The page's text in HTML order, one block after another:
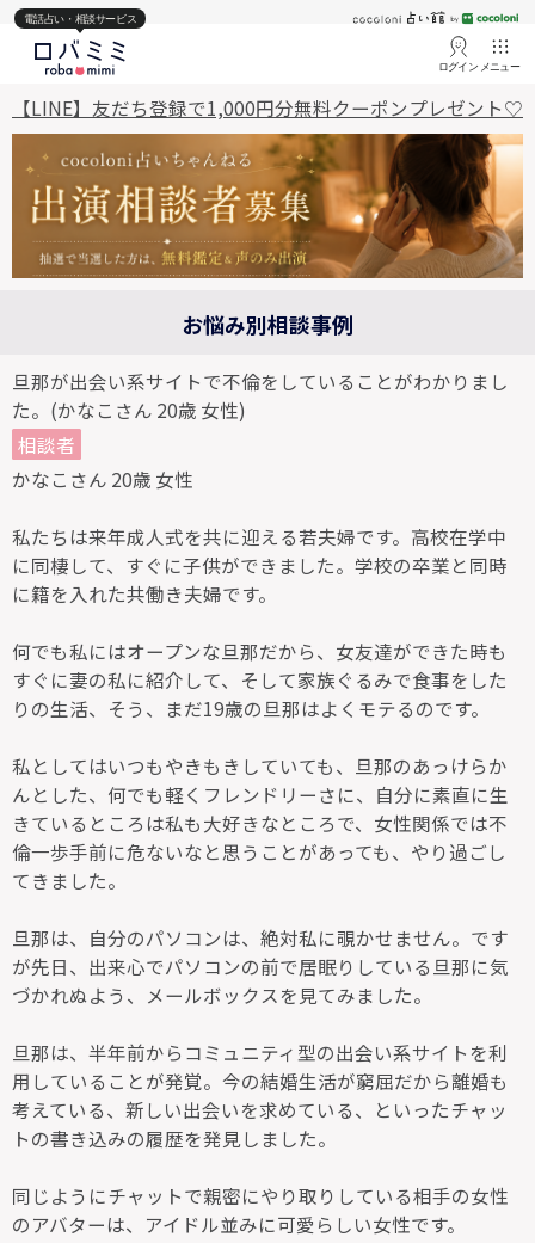
電話占い・相談サービス
ログイン メニュー
【LINE】友だち登録で1,000円分無料クーポンプレゼント♡
お悩み別相談事例
旦那が出会い系サイトで不倫をしていることがわかりまし
た。(かなこさん 20歳 女性)
相談者
かなこさん 20歳 女性
私たちは来年成人式を共に迎える若夫婦です。高校在学中
に同棲して、すぐに子供ができました。学校の卒業と同時
に籍を入れた共働き夫婦です。
何でも私にはオープンな旦那だから、女友達ができた時も
すぐに妻の私に紹介して、そして家族ぐるみで食事をした
りの生活、そう、まだ19歳の旦那はよくモテるのです。
私としてはいつもやきもきしていても、旦那のあっけらか
んとした、何でも軽くフレンドリーさに、自分に素直に生
きているところは私も大好きなところで、女性関係では不
倫一歩手前に危ないなと思うことがあっても、やり過ごし
てきました。
旦那は、自分のパソコンは、絶対私に覗かせません。です
が先日、出来心でパソコンの前で居眠りしている旦那に気
づかれぬよう、メールボックスを見てみました。
旦那は、半年前からコミュニティ型の出会い系サイトを利
用していることが発覚。今の結婚生活が窮屈だから離婚も
考えている、新しい出会いを求めている、といったチャッ
トの書き込みの履歴を発見しました。
同じようにチャットで親密にやり取りしている相手の女性
のアバターは、アイドル並みに可愛らしい女性です。